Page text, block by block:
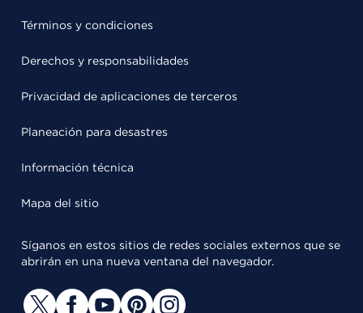
Términos y condiciones
Derechos y responsabilidades
Privacidad de aplicaciones de terceros
Planeación para desastres
Información técnica
Mapa del sitio
Síganos en estos sitios de redes sociales externos que se
abrirán en una nueva ventana del navegador.